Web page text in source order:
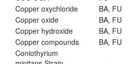
Copper oxychloride
BA, FU
Copper oxide
BA, FU
Copper hydroxide
BA, FU
Copper compounds
BA, FU
Coniothyrium